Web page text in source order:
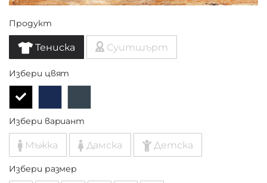
Продукт
Тениска Суитшърт
Избери цвят
Избери вариант
Мъжка Дамска Детска
Избери размер